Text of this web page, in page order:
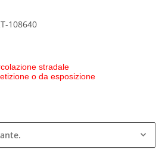
108640
stradale
o da esposizione